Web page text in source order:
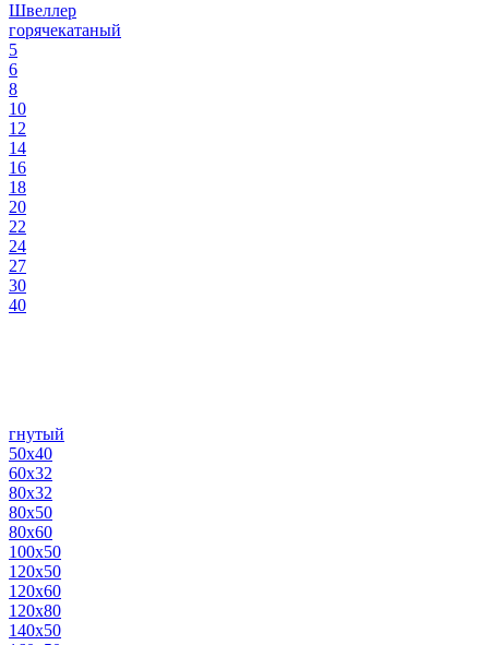
Швеллер
горячекатаный
5
6
8
10
12
14
16
18
20
22
24
27
30
40
гнутый
50х40
60х32
80х32
80х50
80х60
100х50
120х50
120х60
120х80
140х50